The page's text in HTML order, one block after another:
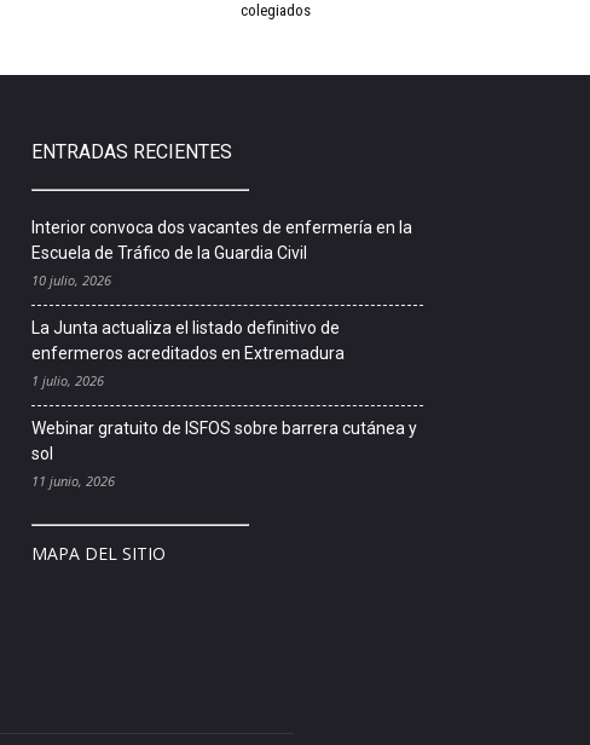
colegiados
ENTRADAS RECIENTES
Interior convoca dos vacantes de enfermería en la
Escuela de Tráfico de la Guardia Civil
10 julio, 2026
La Junta actualiza el listado definitivo de
enfermeros acreditados en Extremadura
1 julio, 2026
Webinar gratuito de ISFOS sobre barrera cutánea y
sol
11 junio, 2026
MAPA DEL SITIO